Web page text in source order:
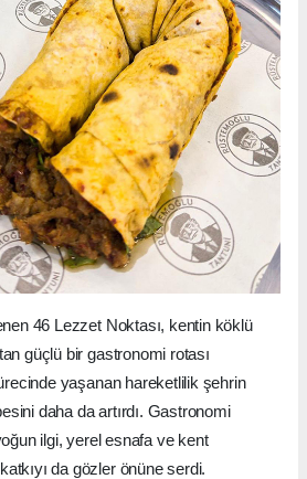
46 Lezzet Noktası, kentin köklü
güçlü bir gastronomi rotası
yaşanan hareketlilik şehrin
daha da artırdı. Gastronomi
ilgi, yerel esnafa ve kent
da gözler önüne serdi.